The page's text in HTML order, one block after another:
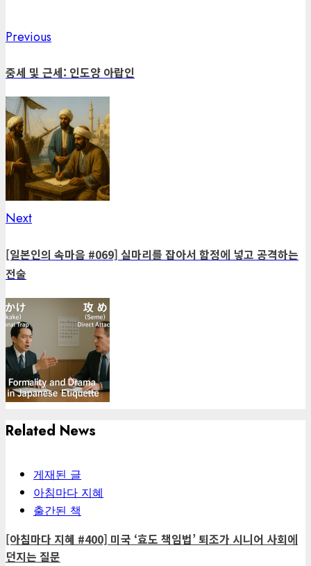
Post
navigation
Previous
중세 및 근세: 인도양 아랍인
NextNext
[일본인의 속마음 #069] 실마리를 잡아서 함정에 넣고 공격하는
전술
Related News
게재된 글
아침마다 지혜
출간된 책
[아침마다 지혜 #400] 미국 ‘효도 책임법’ 퇴조가 시니어 사회에
던지는 질문